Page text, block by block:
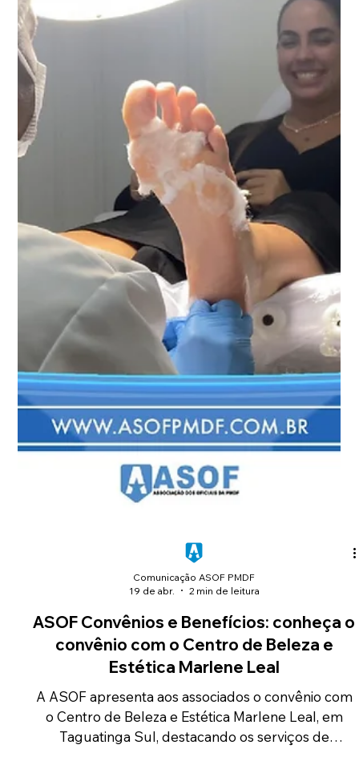
Comunicação ASOF PMDF
28 de abr.
2 min de leitura
ASOF Convênios e Benefícios: parceria
com a Escola Montessori reforça o
cuidado com formação educacional
publicação da série sobre convênios e benefícios,
destacamos a parceria com a Escola Montessori,
instituição tradicional de Brasília que oferece uma
proposta pedagógica voltada à autonomia,
responsabilidade e formação integral.